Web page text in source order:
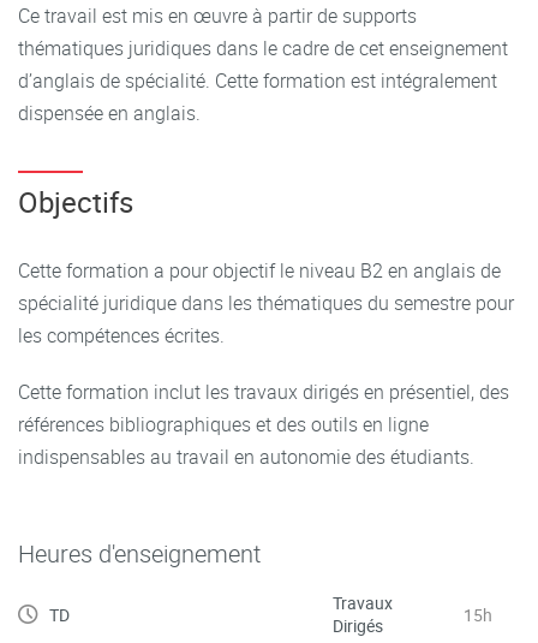
Ce travail est mis en œuvre à partir de supports
thématiques juridiques dans le cadre de cet enseignement
d’anglais de spécialité. Cette formation est intégralement
dispensée en anglais.
Objectifs
Cette formation a pour objectif le niveau B2 en anglais de
spécialité juridique dans les thématiques du semestre pour
les compétences écrites.
Cette formation inclut les travaux dirigés en présentiel, des
références bibliographiques et des outils en ligne
indispensables au travail en autonomie des étudiants.
Heures d'enseignement
TD
Travaux
Dirigés
15h